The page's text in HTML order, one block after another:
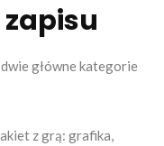
główne kategorie
z grą: grafika,